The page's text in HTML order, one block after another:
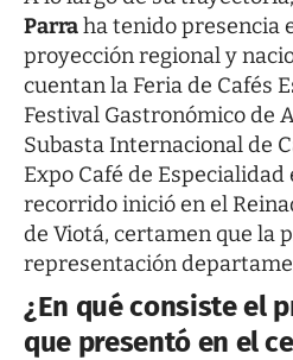
Parraha tenido presencia
proyección regional y
cuentan la Feria de Cafés
Festival Gastronómico de
Subasta Internacional de
Expo Café de Especialidad
recorrido inició en el
de Viotá, certamen que la
representación
¿En qué consiste el
que presentó en el